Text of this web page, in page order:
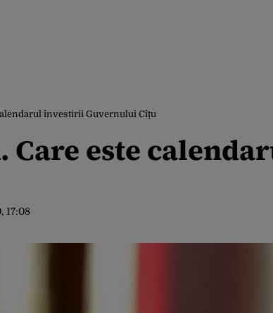
învestirii Guvernului Cîțu
Care este
17:08